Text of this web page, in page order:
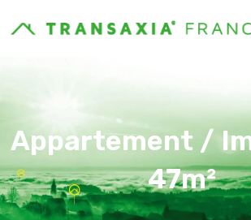
Appartement /
47m²